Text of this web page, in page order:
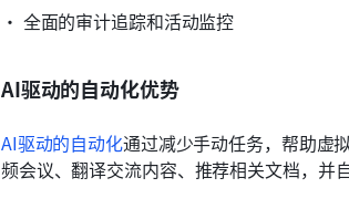
• 全面的审计追踪和活动监控
AI驱动的自动化优势
AI驱动的自动化通过减少手动任务，帮助虚
频会议、翻译交流内容、推荐相关文档，并